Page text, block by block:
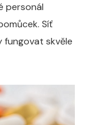
personál
Síť
fungovat skvěle